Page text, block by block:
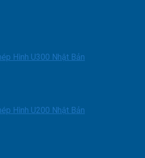
Cẩu
Là
Hình U300 Nhật Bản
Hình U200 Nhật Bản